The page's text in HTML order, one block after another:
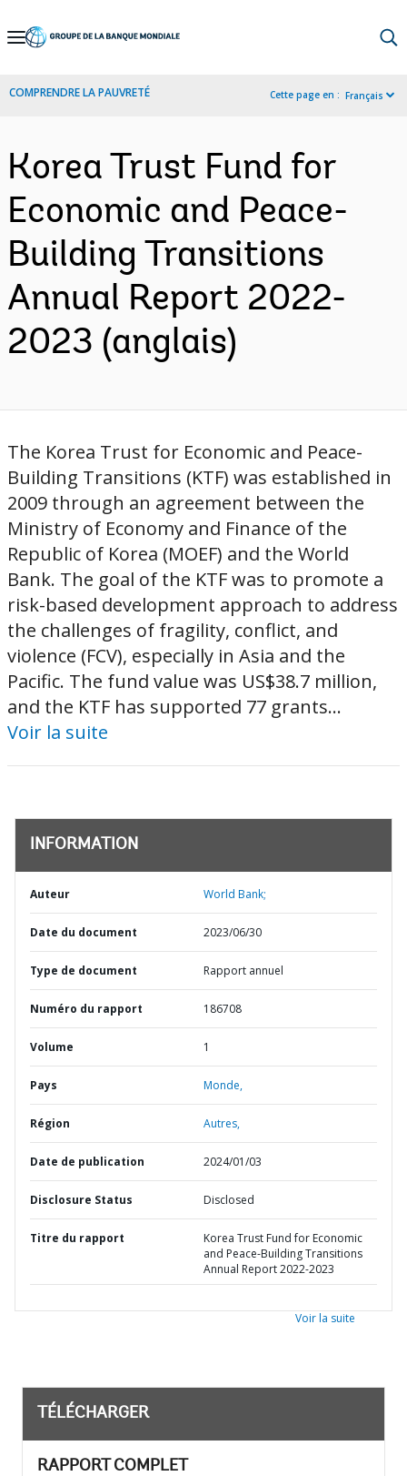
Skip
Navigation
COMPRENDRE LA PAUVRETÉ Cette page en : Français
Korea Trust Fund for
Economic and Peace-
Building Transitions
Annual Report 2022-
2023 (anglais)
The Korea Trust for Economic and Peace-
Building Transitions (KTF) was established in
2009 through an agreement between the
Ministry of Economy and Finance of the
Republic of Korea (MOEF) and the World
Bank. The goal of the KTF was to promote a
risk-based development approach to address
the challenges of fragility, conflict, and
violence (FCV), especially in Asia and the
Pacific. The fund value was US$38.7 million,
and the KTF has supported 77 grants...
Voir la suite
INFORMATION
Auteur World Bank;
Date du document 2023/06/30
Type de document Rapport annuel
Numéro du rapport 186708
Volume 1
Pays Monde,
Région Autres,
Date de publication 2024/01/03
Disclosure Status Disclosed
Titre du rapport
Korea Trust Fund for Economic
and Peace-Building Transitions
Annual Report 2022-2023
Voir la suite
TÉLÉCHARGER
RAPPORT COMPLET